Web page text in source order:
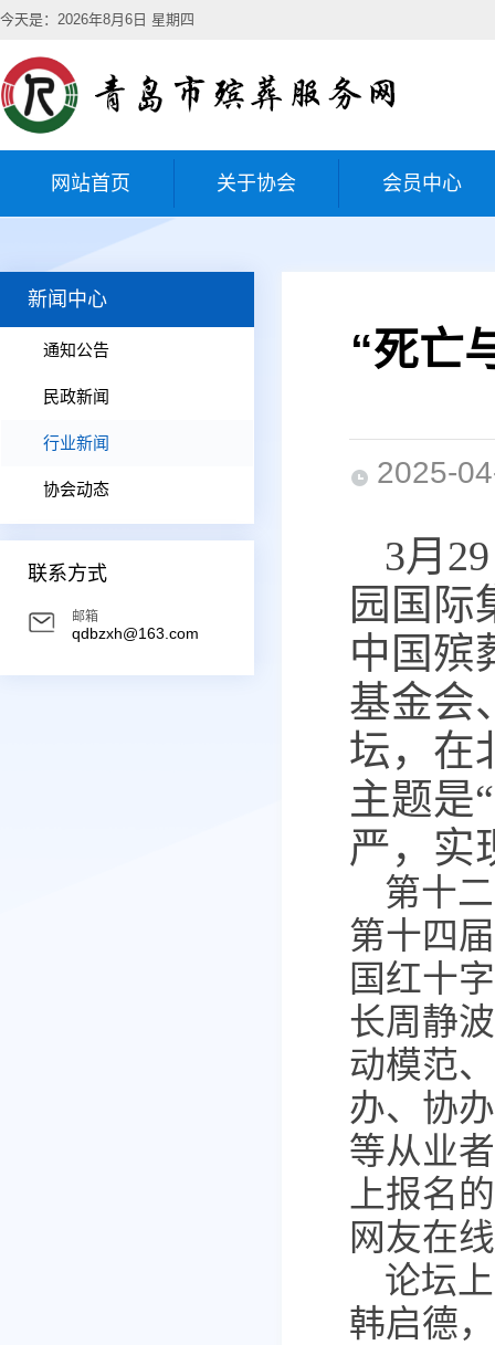
今天是：2026年8月6日 星期四
网站首页 关于协会 会员中心
新闻中心
通知公告
民政新闻
行业新闻
协会动态
联系方式
邮箱
qdbzxh@163.com
“死亡
2025-
3月
园国际
中国殡
基金会
坛，在
主题是
严，实
第十
第十四
国红十
长周静
动模范
办、协
等从业
上报名
网友在
论坛
韩启德